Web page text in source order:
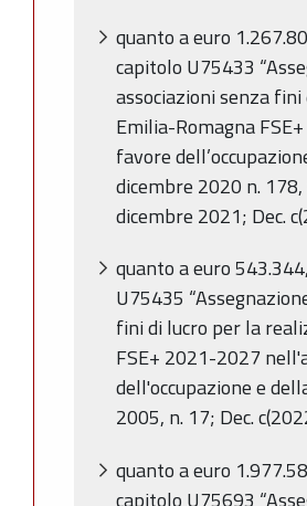
quanto a euro
capitolo U75433
associazioni senza
Emilia-Romagna
favore
dicembre 2020 n.
dicembre 2021; Dec.
quanto a euro
U75435
fini di lucro per la
FSE+ 2021-2027
dell'occupazione e
2005, n. 17; Dec.
quanto a euro
capitolo U75693